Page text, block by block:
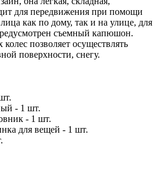
для передвижения при помощи
как по дому, так и на улице, для
съемный капюшон.
позволяет осуществлять
поверхности, снегу.
- 1 шт.
- 1 шт.
для вещей - 1 шт.